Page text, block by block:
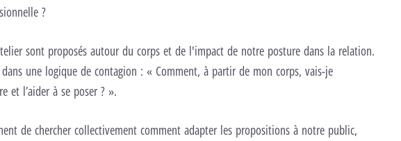
?
sont proposés autour du corps et de l'impact de notre posture dans la relation.
une logique de contagion : « Comment, à partir de mon corps, vais-je
et l’aider à se poser ? ».
de chercher collectivement comment adapter les propositions à notre public,